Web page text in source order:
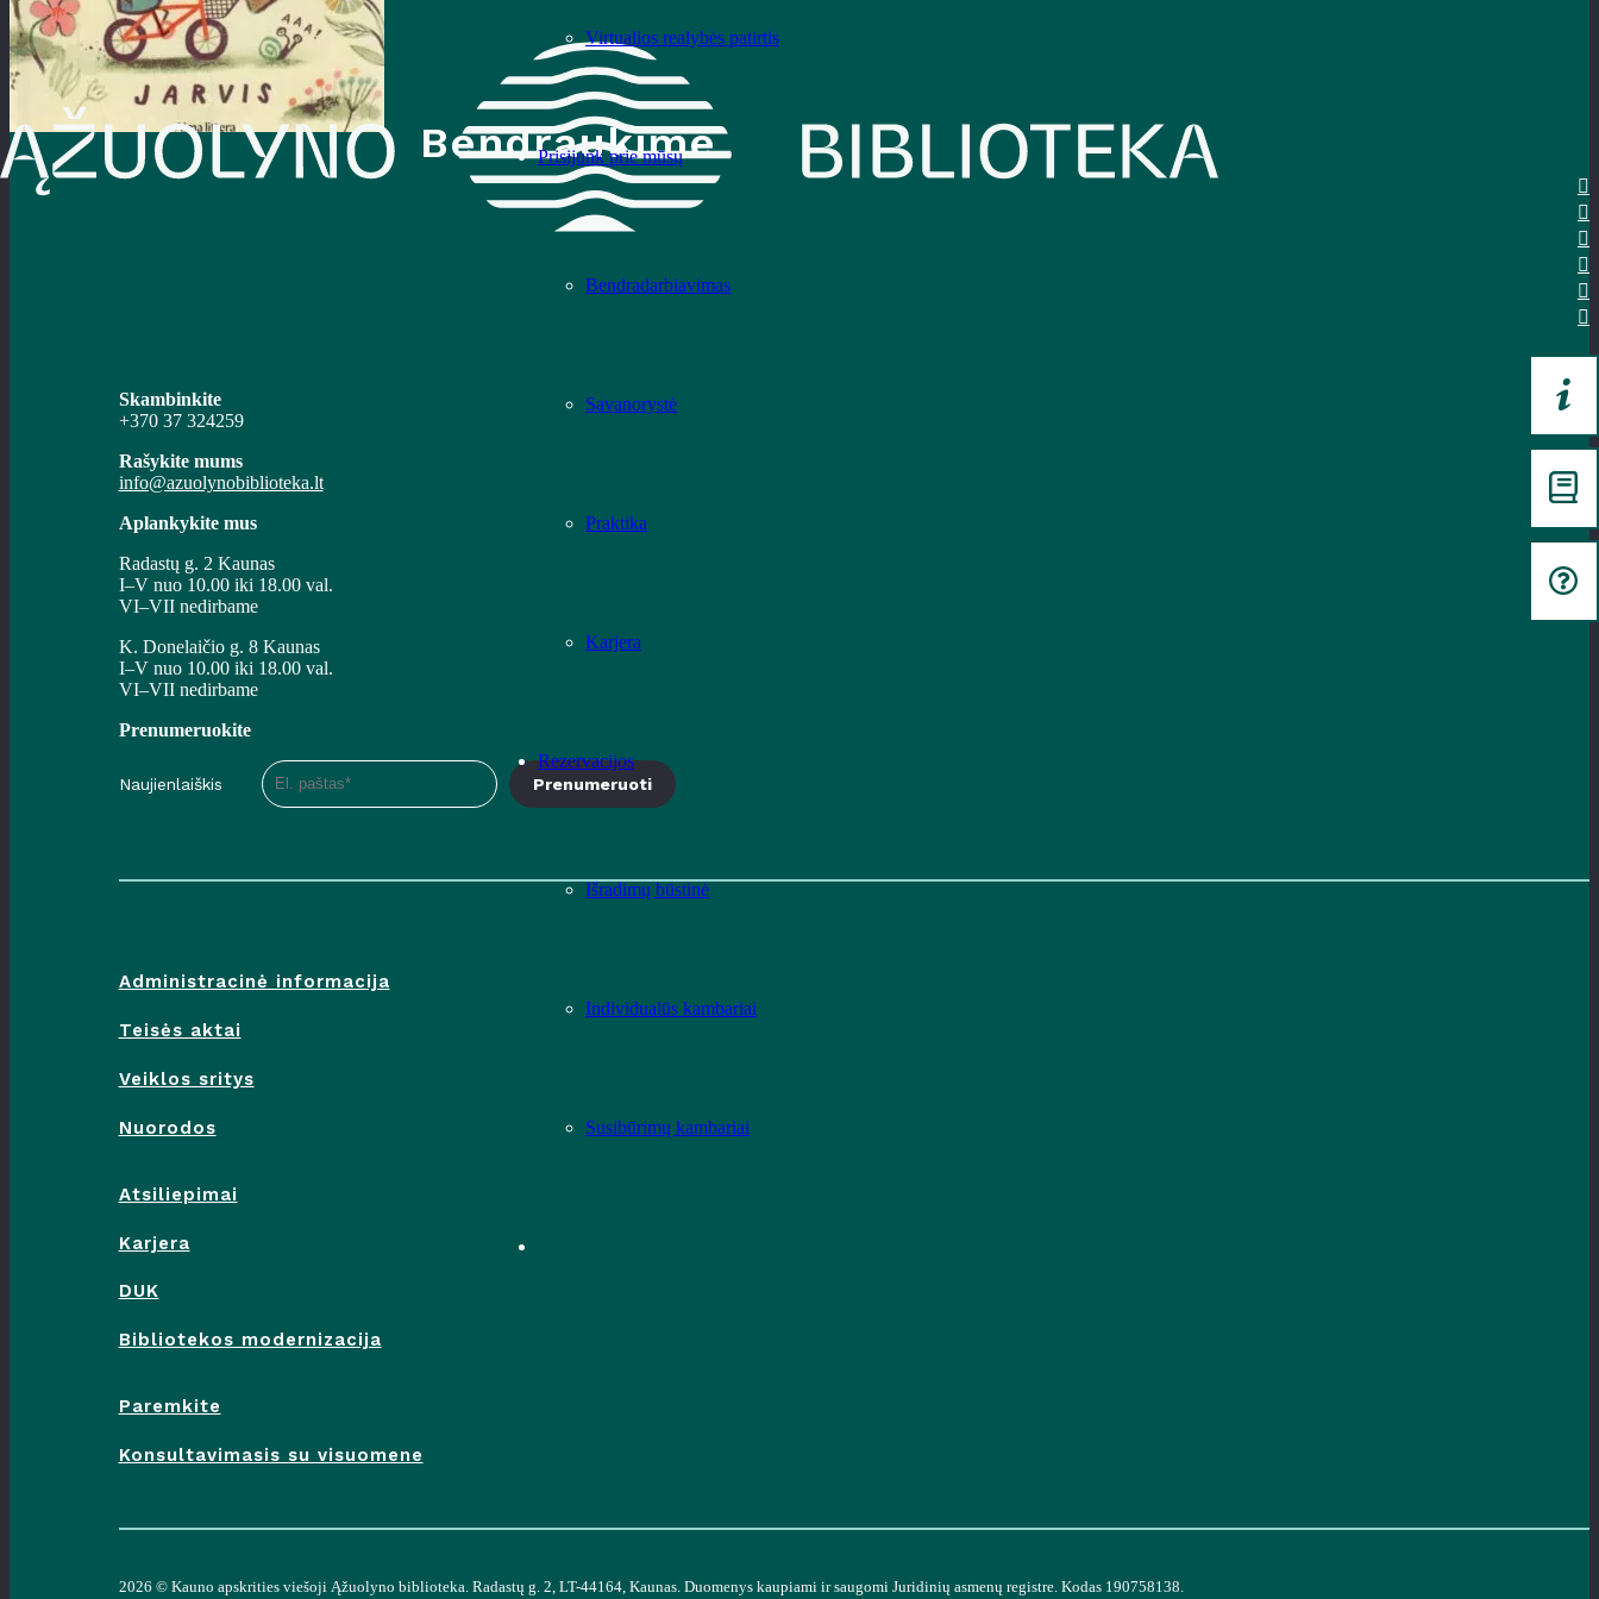
Virtualios realybės patirtis
Prisijunk prie mūsų
Bendradarbiavimas
Savanorystė
Praktika
Karjera
Rezervacijos
Išradimų būstinė
Individualūs kambariai
Susibūrimų kambariai
Bendraukime
Skambinkite
+370 37 324259
Rašykite mums
info@azuolynobiblioteka.lt
Aplankykite mus
Radastų g. 2 Kaunas
I–V nuo 10.00 iki 18.00 val.
VI–VII nedirbame
K. Donelaičio g. 8 Kaunas
I–V nuo 10.00 iki 18.00 val.
VI–VII nedirbame
Prenumeruokite
Naujienlaiškis Prenumeruoti
Administracinė informacija
Teisės aktai
Veiklos sritys
Nuorodos
Atsiliepimai
Karjera
DUK
Bibliotekos modernizacija
Paremkite
Konsultavimasis su visuomene
2026 © Kauno apskrities viešoji Ąžuolyno biblioteka. Radastų g. 2, LT-44164, Kaunas. Duomenys kaupiami ir saugomi Juridinių asmenų registre. Kodas 190758138.